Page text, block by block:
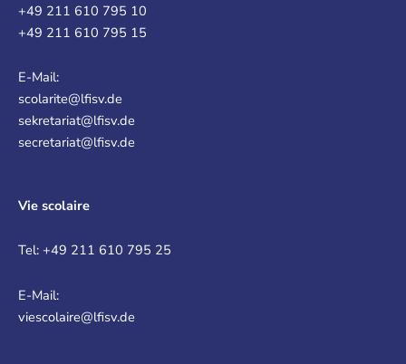
+49 211 610 795 10
+49 211 610 795 15
E-Mail:
scolarite@lfisv.de
sekretariat@lfisv.de
secretariat@lfisv.de
Vie scolaire
Tel: +49 211 610 795 25
E-Mail:
viescolaire@lfisv.de